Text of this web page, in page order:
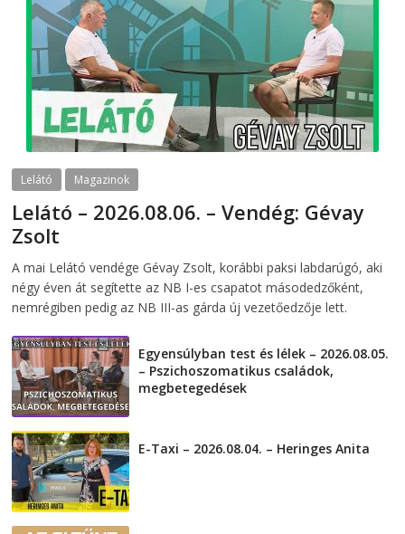
Lelátó Magazinok
Lelátó – 2026.08.06. – Vendég: Gévay
Zsolt
A mai Lelátó vendége Gévay Zsolt, korábbi paksi labdarúgó, aki
négy éven át segítette az NB I-es csapatot másodedzőként,
nemrégiben pedig az NB III-as gárda új vezetőedzője lett.
Egyensúlyban test és lélek – 2026.08.05.
– Pszichoszomatikus családok,
megbetegedések
E-Taxi – 2026.08.04. – Heringes Anita